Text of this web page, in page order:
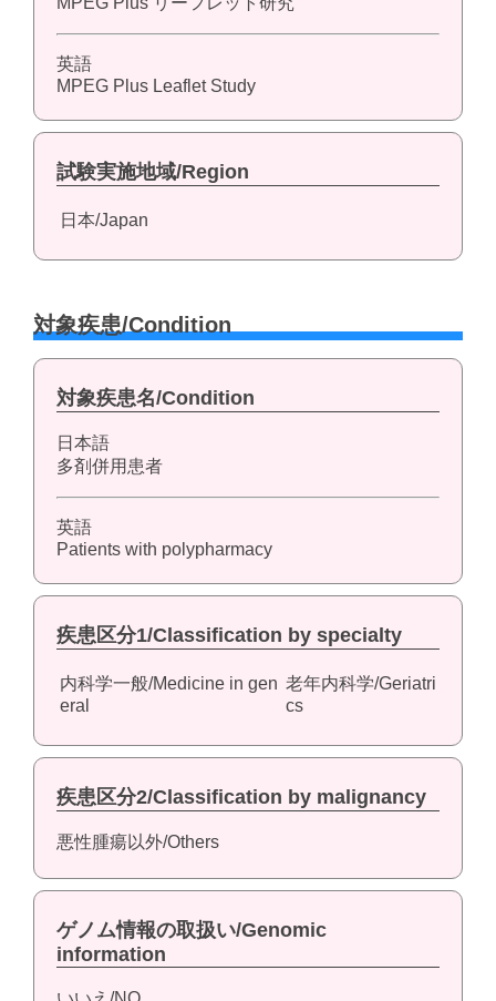
英語
MPEG Plus Leaflet Study
試験実施地域/Region
日本/Japan
対象疾患/Condition
対象疾患名/Condition
日本語
多剤併用患者
英語
Patients with polypharmacy
疾患区分1/Classification by specialty
内科学一般/Medicine in gen
eral
老年内科学/Geriatri
cs
疾患区分2/Classification by malignancy
悪性腫瘍以外/Others
ゲノム情報の取扱い/Genomic
information